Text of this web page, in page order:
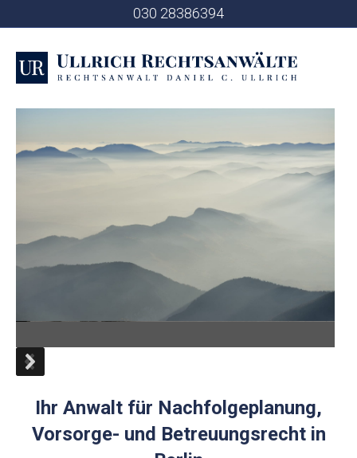
030 28386394
Ihr Anwalt für Nachfolgeplanung,
Vorsorge- und Betreuungsrecht in